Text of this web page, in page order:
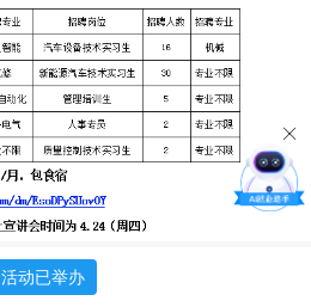
活动已举办